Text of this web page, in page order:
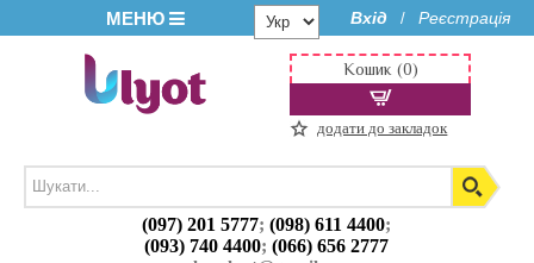
МЕНЮ Вхід / Реєстрація
(097) 201 5777;(098) 611 4400;
(093) 740 4400;(066) 656 2777
Кошик (0)
додати до закладок